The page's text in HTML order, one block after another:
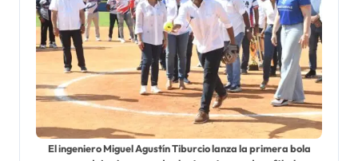
El ingeniero Miguel Agustín Tiburcio lanza la primera bola